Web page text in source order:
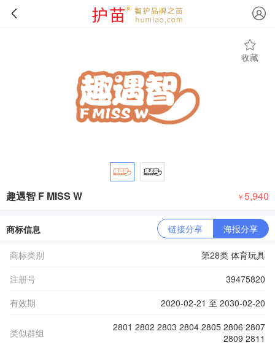
收藏
趣遇智 F MISS W ￥5,940
商标信息 链接分享 海报分享
商标类别
第28类 体育玩具
注册号
39475820
有效期
2020-02-21 至 2030-02-20
类似群组
2801 2802 2803 2804 2805 2806 2807
2809 2811